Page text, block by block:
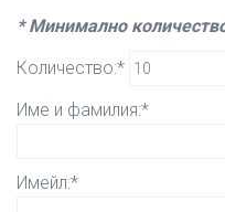
* Минимално
Количество:*
Име и фамилия:*
Имейл:*